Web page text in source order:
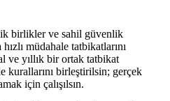
birlikler ve sahil güvenlik
müdahale tatbikatlarını
ve yıllık bir ortak tatbikat
kurallarını birleştirilsin; gerçek
için çalışılsın.